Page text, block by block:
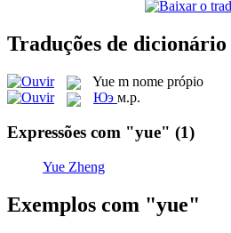
Traduções de
Yue m nome própio
Юэ м.р.
Expressões com "yue" (1)
Yue Zheng
Exemplos com "yue"